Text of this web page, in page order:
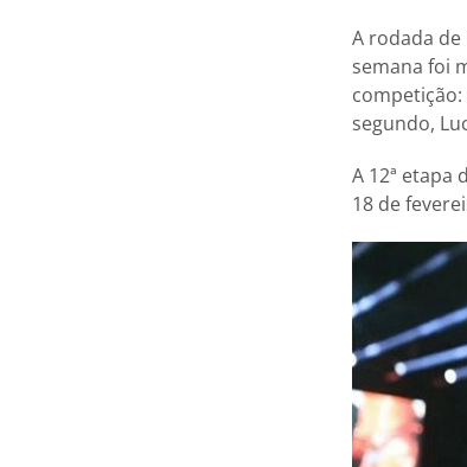
A rodada de
semana foi
segundo,
A 12ª etapa
18 de